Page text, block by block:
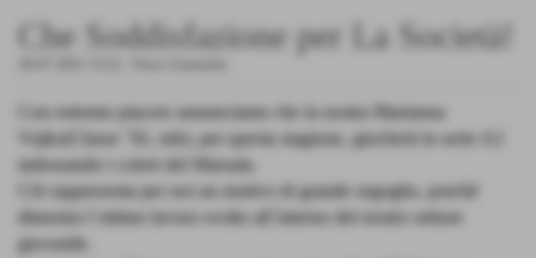
Che Soddisfazione per La Società!
Con estremo piacere annunciamo che la nostra Marianna
Vujko(Classe ´92, ndr), per questa stagione, giocherà in serie A2
indossando i colori del Marsala.
Ciò rappresenta per noi un motivo di grande orgoglio, poichè
dimostra l´ottimo lavoro svolto all´interno del nostro settore
giovanile.